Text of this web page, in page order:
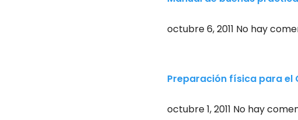
octubre 6, 2011 No hay
Preparación física para el
octubre 1, 2011 No hay